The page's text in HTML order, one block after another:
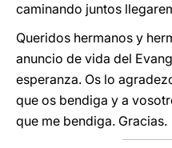
caminando juntos
Queridos hermanos y
anuncio de vida del
esperanza. Os lo
que os bendiga y a
que me bendiga. Gracias.